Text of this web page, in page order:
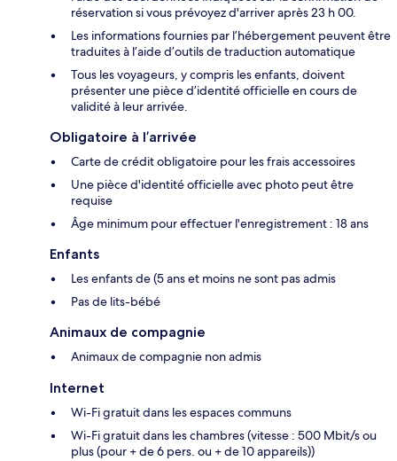
réservation si vous prévoyez d'arriver après 23 h 00.
Les informations fournies par l’hébergement peuvent être
traduites à l’aide d’outils de traduction automatique
Tous les voyageurs, y compris les enfants, doivent
présenter une pièce d’identité officielle en cours de
validité à leur arrivée.
Obligatoire à l’arrivée
Carte de crédit obligatoire pour les frais accessoires
Une pièce d'identité officielle avec photo peut être
requise
Âge minimum pour effectuer l'enregistrement : 18 ans
Enfants
Les enfants de (5 ans et moins ne sont pas admis
Pas de lits-bébé
Animaux de compagnie
Animaux de compagnie non admis
Internet
Wi-Fi gratuit dans les espaces communs
Wi-Fi gratuit dans les chambres (vitesse : 500 Mbit/s ou
plus (pour + de 6 pers. ou + de 10 appareils))